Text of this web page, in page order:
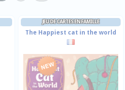
JEU DE CARTES EN FAMILLE
The Happiest cat in the world